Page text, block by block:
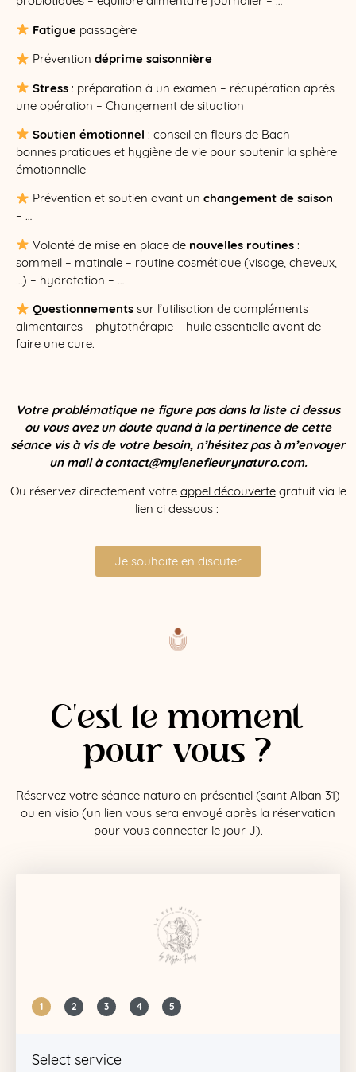
Fatigue passagère
​ Préventiondéprime saisonnière
​Stress : préparation à un examen – récupération après
une opération – Changement de situation
​Soutien émotionnel : conseil en fleurs de Bach –
bonnes pratiques et hygiène de vie pour soutenir la sphère
émotionnelle
​ Prévention et soutien avant unchangement de saison
– …
​ Volonté de mise en place de nouvelles routines :
sommeil – matinale – routine cosmétique (visage, cheveux,
…) – hydratation – …
​Questionnements sur l’utilisation de compléments
alimentaires – phytothérapie – huile essentielle avant de
faire une cure.
Votre problématique ne figure pas dans la liste ci dessus
ou vous avez un doute quand à la pertinence de cette
séance vis à vis de votre besoin, n’hésitez pas à m’envoyer
un mail à contact@mylenefleurynaturo.com.
Ou réservez directement votre appel découvertegratuit via le
lien ci dessous :
Je souhaite en discuter
C'est le moment
pour vous ?
Réservez votre séance naturo en présentiel (saint Alban 31)
ou en visio (un lien vous sera envoyé après la réservation
pour vous connecter le jour J).
1 2 3 4 5
Select service